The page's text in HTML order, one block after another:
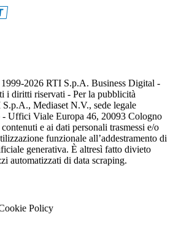
2026 RTI S.p.A. Business Digital -
i diritti riservati - Per la pubblicità
Mediaset N.V., sede legale
- Uffici Viale Europa 46, 20093 Cologno
e ai dati personali trasmessi e/o
funzionale all’addestramento di
generativa. È altresì fatto divieto
automatizzati di data scraping.
Policy